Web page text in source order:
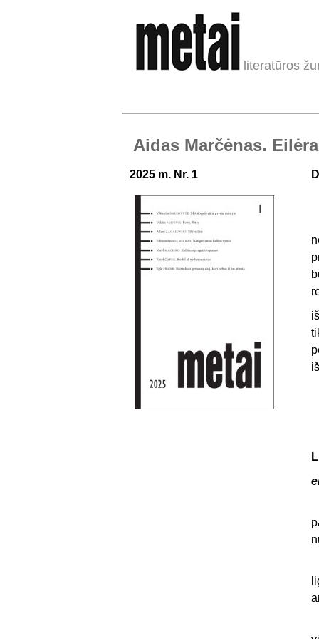
literatūros
Aidas Marčėnas.
2025 m. Nr. 1